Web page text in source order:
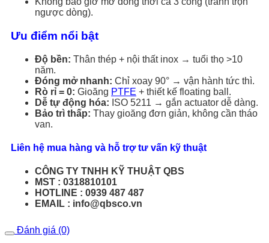
ngược dòng).
Ưu điểm nổi bật
Độ bền: Thân thép + nội thất inox → tuổi thọ >10
năm.
Đóng mở nhanh: Chỉ xoay 90° → vận hành tức thì.
Rò rỉ = 0: Gioăng PTFE + thiết kế floating ball.
Dễ tự động hóa: ISO 5211 → gắn actuator dễ dàng.
Bảo trì thấp: Thay gioăng đơn giản, không cần tháo
van.
Liên hệ mua hàng và hỗ trợ tư vấn kỹ thuật
CÔNG TY TNHH KỸ THUẬT QBS
MST : 0318810101
HOTLINE : 0939 487 487
EMAIL : info@qbsco.vn
Đánh giá (0)